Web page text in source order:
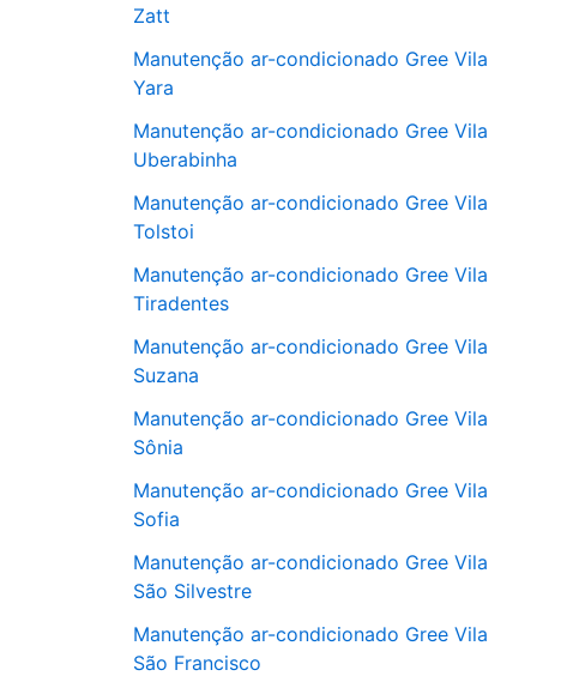
Zatt
Manutenção ar-condicionado Gree Vila
Yara
Manutenção ar-condicionado Gree Vila
Uberabinha
Manutenção ar-condicionado Gree Vila
Tolstoi
Manutenção ar-condicionado Gree Vila
Tiradentes
Manutenção ar-condicionado Gree Vila
Suzana
Manutenção ar-condicionado Gree Vila
Sônia
Manutenção ar-condicionado Gree Vila
Sofia
Manutenção ar-condicionado Gree Vila
São Silvestre
Manutenção ar-condicionado Gree Vila
São Francisco